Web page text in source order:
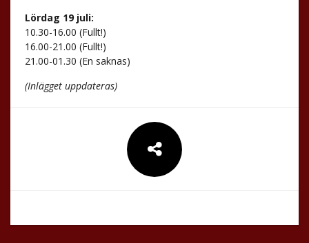
Lördag 19 juli:
10.30-16.00 (Fullt!)
16.00-21.00 (Fullt!)
21.00-01.30 (En saknas)
(Inlägget uppdateras)